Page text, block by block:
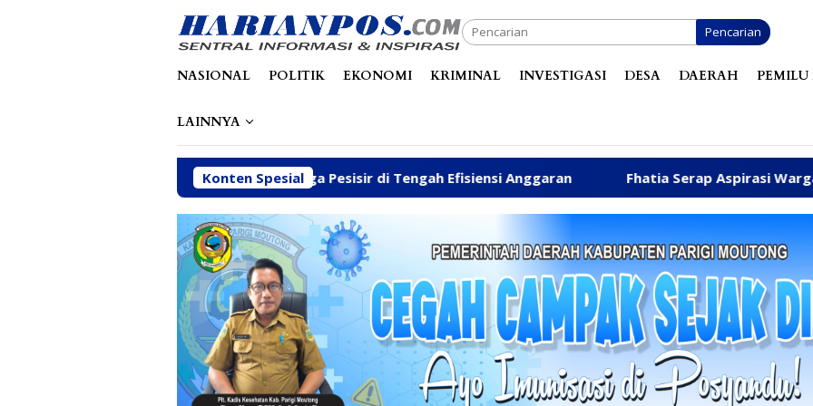
Pencarian
NASIONAL POLITIK EKONOMI KRIMINAL INVESTIGASI DESA DAERAH PEMILU
LAINNYA
Konten Spesial
Kebutuhan Dasar Warga Pesisir di Tengah Efisiensi Anggaran Fhatia Serap Aspirasi Warga hingga Bantu